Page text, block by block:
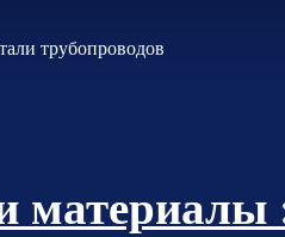
трубопроводов